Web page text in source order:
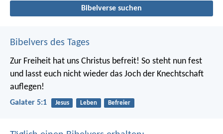
Bibelverse suchen
Bibelvers des Tages
Zur Freiheit hat uns Christus befreit! So steht nun fest
und lasst euch nicht wieder das Joch der Knechtschaft
auflegen!
Galater 5:1 Jesus Leben Befreier